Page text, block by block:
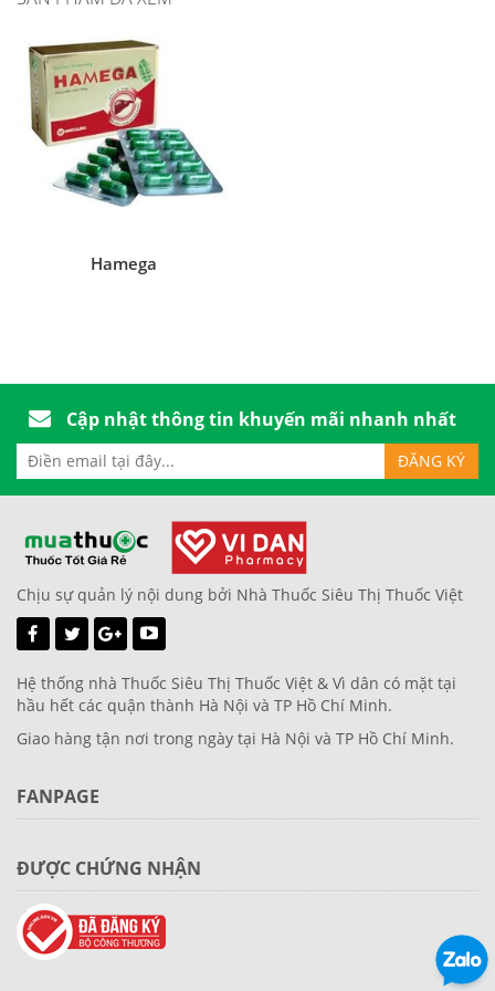
Hamega
Cập nhật thông tin khuyến mãi nhanh nhất
Chịu sự quản lý nội dung bởi Nhà Thuốc Siêu Thị Thuốc Việt
Hệ thống nhà Thuốc Siêu Thị Thuốc Việt & Vì dân có mặt tại
hầu hết các quận thành Hà Nội và TP Hồ Chí Minh.
Giao hàng tận nơi trong ngày tại Hà Nội và TP Hồ Chí Minh.
FANPAGE
ĐƯỢC CHỨNG NHẬN